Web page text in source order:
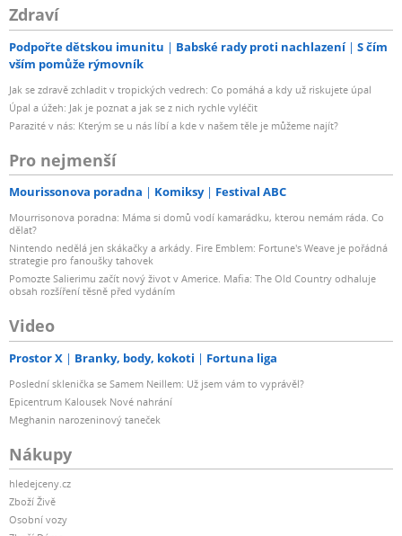
Zdraví
Podpořte dětskou imunitu Babské rady proti nachlazení
S čím
vším pomůže rýmovník
Jak se zdravě zchladit v tropických vedrech: Co pomáhá a kdy už riskujete úpal
Úpal a úžeh: Jak je poznat a jak se z nich rychle vyléčit
Parazité v nás: Kterým se u nás líbí a kde v našem těle je můžeme najít?
Pro nejmenší
Mourissonova poradna Komiksy Festival ABC
Mourrisonova poradna: Máma si domů vodí kamarádku, kterou nemám ráda. Co
dělat?
Nintendo nedělá jen skákačky a arkády. Fire Emblem: Fortune's Weave je pořádná
strategie pro fanoušky tahovek
Pomozte Salierimu začít nový život v Americe. Mafia: The Old Country odhaluje
obsah rozšíření těsně před vydáním
Video
Prostor X Branky, body, kokoti Fortuna liga
Poslední sklenička se Samem Neillem: Už jsem vám to vyprávěl?
Epicentrum Kalousek Nové nahrání
Meghanin narozeninový taneček
Nákupy
hledejceny.cz
Zboží Živě
Osobní vozy